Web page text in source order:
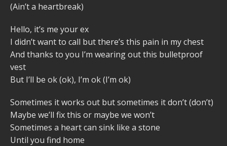
(Ain’t a heartbreak)
Hello, it’s me your ex
I didn’t want to call but there’s this pain in my chest
And thanks to you I’m wearing out this bulletproof
vest
But I’ll be ok (ok), I’m ok (I’m ok)
Sometimes it works out but sometimes it don’t (don’t)
Maybe we’ll fix this or maybe we won’t
Sometimes a heart can sink like a stone
Until you find home